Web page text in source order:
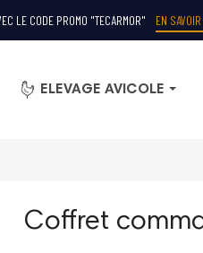
LE CODE PROMO "TECARMOR" EN
ELEVAGE AVICOLE
Coffret